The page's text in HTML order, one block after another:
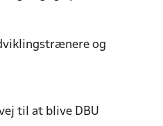
og
til at blive DBU